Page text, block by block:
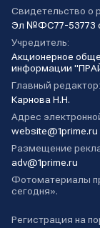
Свидетельство о
Эл №ФС77-53773
Учредитель:
Акционерное
информации
Главный редактор:
Карнова Н.Н.
Адрес
website@1prime.ru
Размещение
adv@1prime.ru
Фотоматериалы
сегодня».
Регистрация на